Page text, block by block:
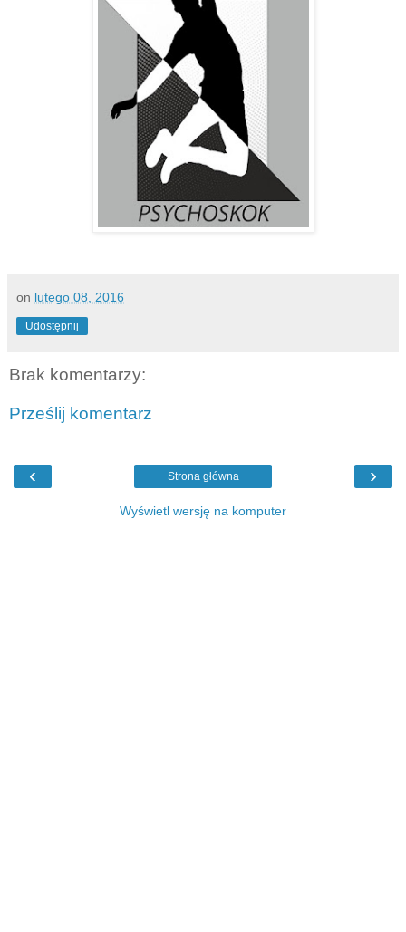
on lutego 08, 2016
Udostępnij
Brak komentarzy:
Prześlij komentarz
‹ ›
Strona główna
Wyświetl wersję na komputer